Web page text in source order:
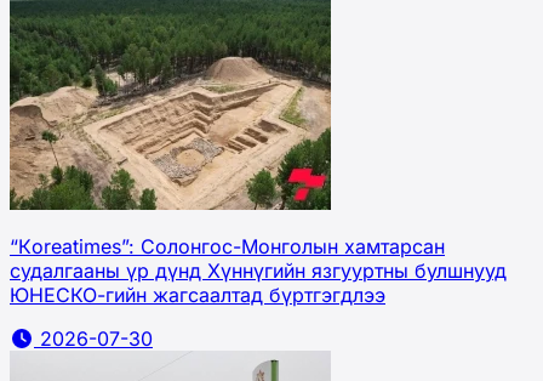
“Кoreatimes”: Солонгос-Монголын хамтарсан
судалгааны үр дүнд Хүннүгийн язгууртны булшнууд
ЮНЕСКО-гийн жагсаалтад бүртгэгдлээ
2026-07-30